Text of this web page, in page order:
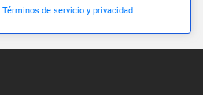
Términos de servicio y privacidad